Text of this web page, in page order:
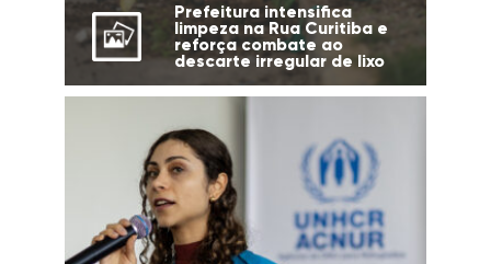
Prefeitura intensifica
limpeza na Rua Curitiba e
reforça combate ao
descarte irregular de lixo